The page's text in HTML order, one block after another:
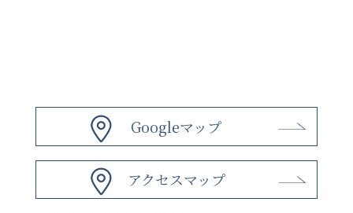
Googleマップ
アクセスマップ